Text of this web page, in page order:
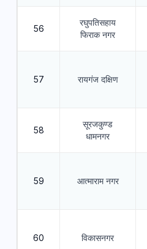
56
रघुपतिसहाय
फिराक नगर
57 रायगंज दक्षिण
58
सूरजकुण्ड
धामनगर
59 आत्माराम नगर
60 विकासनगर